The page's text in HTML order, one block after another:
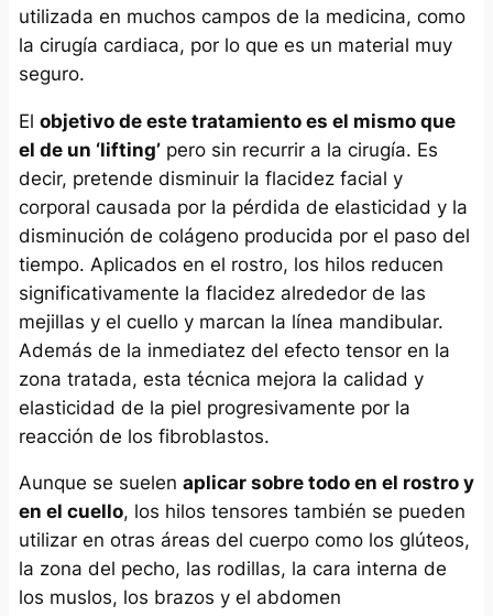
utilizada en muchos campos de la medicina, como
la cirugía cardiaca, por lo que es un material muy
seguro.
El objetivo de este tratamiento es el mismo que
el de un ‘lifting’pero sin recurrir a la cirugía. Es
decir, pretende disminuir la flacidez facial y
corporal causada por la pérdida de elasticidad y la
disminución de colágeno producida por el paso del
tiempo. Aplicados en el rostro, los hilos reducen
significativamente la flacidez alrededor de las
mejillas y el cuello y marcan la línea mandibular.
Además de la inmediatez del efecto tensor en la
zona tratada, esta técnica mejora la calidad y
elasticidad de la piel progresivamente por la
reacción de los fibroblastos.
Aunque se suelen aplicar sobre todo en el rostro y
en el cuello, los hilos tensores también se pueden
utilizar en otras áreas del cuerpo como los glúteos,
la zona del pecho, las rodillas, la cara interna de
los muslos, los brazos y el abdomen